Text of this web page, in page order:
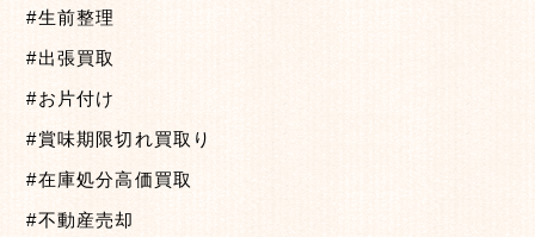
#生前整理
#出張買取
#お片付け
#賞味期限切れ買取り
#在庫処分高価買取
#不動産売却